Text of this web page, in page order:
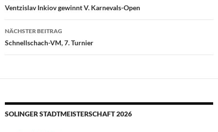
Ventzislav Inkiov gewinnt V. Karnevals-Open
NÄCHSTER BEITRAG
Schnellschach-VM, 7. Turnier
SOLINGER STADTMEISTERSCHAFT 2026